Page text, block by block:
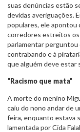
suas denúncias estão
devidas averiguações.
populares, ele apontou
corredores estreitos
parlamentar perguntou
contrabando e à
que alguém deve estar
“Racismo que mata”
A morte do menino
caiu do nono andar de
feira, enquanto estava
lamentada por Cida